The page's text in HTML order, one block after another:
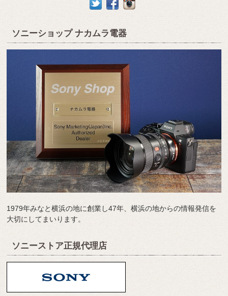
ソニーショップ ナカムラ電器
1979年みなと横浜の地に創業し47年、横浜の地からの情報発信を
大切にしてまいります。
ソニーストア正規代理店